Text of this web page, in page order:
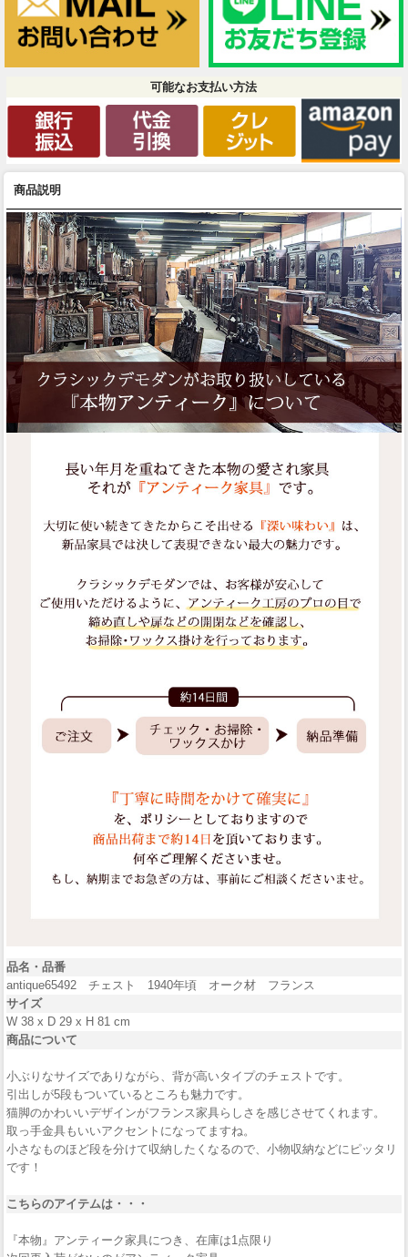
可能なお支払い方法
商品説明
品名・品番
antique65492 チェスト 1940年頃 オーク材 フランス
サイズ
W 38 x D 29 x H 81 cm
商品について
小ぶりなサイズでありながら、背が高いタイプのチェストです。
引出しが5段もついているところも魅力です。
猫脚のかわいいデザインがフランス家具らしさを感じさせてくれます。
取っ手金具もいいアクセントになってますね。
小さなものほど段を分けて収納したくなるので、小物収納などにピッタリ
です！
こちらのアイテムは・・・
『本物』アンティーク家具につき、在庫は1点限り